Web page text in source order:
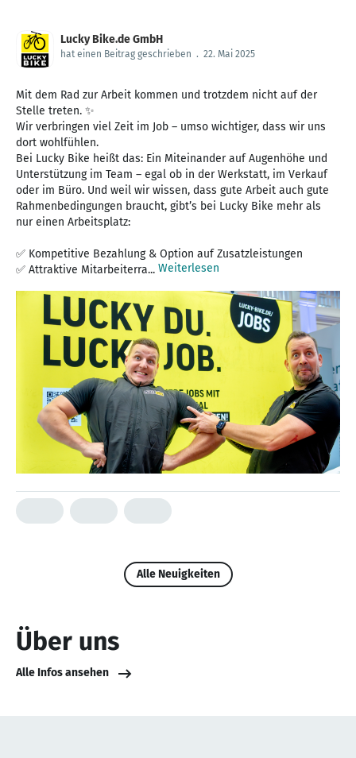
Lucky Bike.de GmbH
hat einen Beitrag geschrieben . 22. Mai 2025
Mit dem Rad zur Arbeit kommen und trotzdem nicht auf der
Stelle treten. ✨
Wir verbringen viel Zeit im Job – umso wichtiger, dass wir uns
dort wohlfühlen.
Bei Lucky Bike heißt das: Ein Miteinander auf Augenhöhe und
Unterstützung im Team – egal ob in der Werkstatt, im Verkauf
oder im Büro. Und weil wir wissen, dass gute Arbeit auch gute
Rahmenbedingungen braucht, gibt’s bei Lucky Bike mehr als
nur einen Arbeitsplatz:
✅ Kompetitive Bezahlung & Option auf Zusatzleistungen
✅ Attraktive Mitarbeiterra... Weiterlesen
Alle Neuigkeiten
Über uns
Alle Infos ansehen